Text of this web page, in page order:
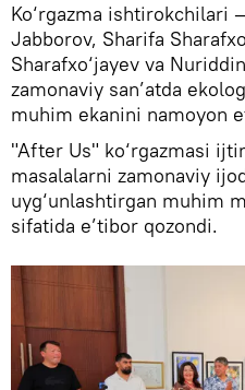
Ko‘rgazma ishtirokchilari
Jabborov, Sharifa
Sharafxo‘jayev va
zamonaviy san’atda
muhim ekanini namoyon
"After Us" ko‘rgazmasi
masalalarni zamonaviy
uyg‘unlashtirgan muhim
sifatida e’tibor qozondi.